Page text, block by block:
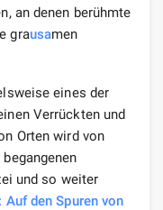
an denen berühmte
grausamen
eines der
Verrückten und
Orten wird von
und so weiter
Auf den Spuren von